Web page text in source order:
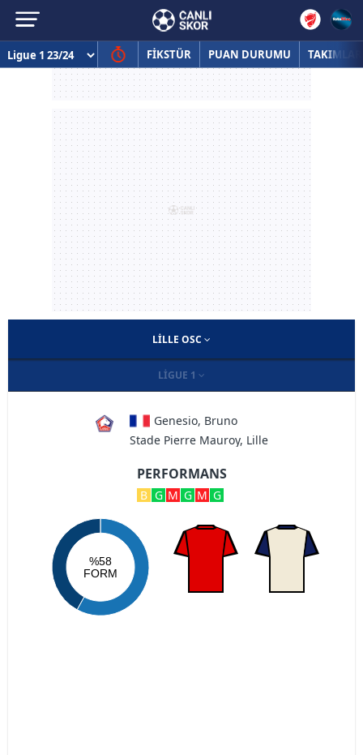
FİKSTÜR PUAN DURUMU TAKIMLAR
LILLE OSC
LIGUE 1
Genesio, Bruno
Stade Pierre Mauroy, Lille
PERFORMANS
B G M G M G
%58
FORM